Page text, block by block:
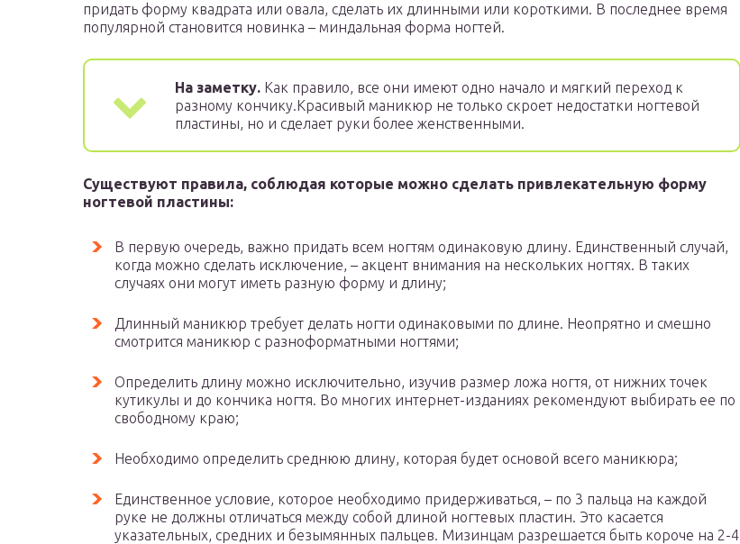
придать форму квадрата или овала, сделать их длинными или короткими. В последнее время
популярной становится новинка – миндальная форма ногтей.
На заметку. Как правило, все они имеют одно начало и мягкий переход к
разному кончику.Красивый маникюр не только скроет недостатки ногтевой
пластины, но и сделает руки более женственными.
Существуют правила, соблюдая которые можно сделать привлекательную форму
ногтевой пластины:
В первую очередь, важно придать всем ногтям одинаковую длину. Единственный случай,
когда можно сделать исключение, – акцент внимания на нескольких ногтях. В таких
случаях они могут иметь разную форму и длину;
Длинный маникюр требует делать ногти одинаковыми по длине. Неопрятно и смешно
смотрится маникюр с разноформатными ногтями;
Определить длину можно исключительно, изучив размер ложа ногтя, от нижних точек
кутикулы и до кончика ногтя. Во многих интернет-изданиях рекомендуют выбирать ее по
свободному краю;
Необходимо определить среднюю длину, которая будет основой всего маникюра;
Единственное условие, которое необходимо придерживаться, – по 3 пальца на каждой
руке не должны отличаться между собой длиной ногтевых пластин. Это касается
указательных, средних и безымянных пальцев. Мизинцам разрешается быть короче на 2-4